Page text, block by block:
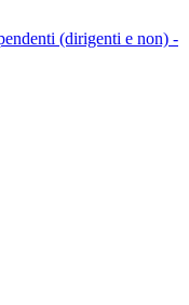
(dirigenti e non) -